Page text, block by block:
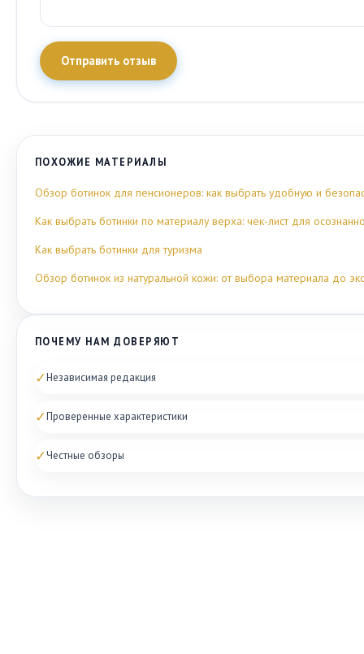
Отправить отзыв
ПОХОЖИЕ МАТЕРИАЛЫ
Обзор ботинок для пенсионеров: как выбрать удобную и
Как выбрать ботинки по материалу верха: чек-лист для
Как выбрать ботинки для туризма
Обзор ботинок из натуральной кожи: от выбора материала до
ПОЧЕМУ НАМ ДОВЕРЯЮТ
✓Независимая редакция
✓Проверенные характеристики
✓Честные обзоры